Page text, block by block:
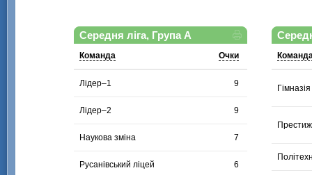
Середня ліга, Група А
Команда Очки
Лідер–1 9
Лідер–2 9
Наукова зміна 7
Русанівський ліцей 6